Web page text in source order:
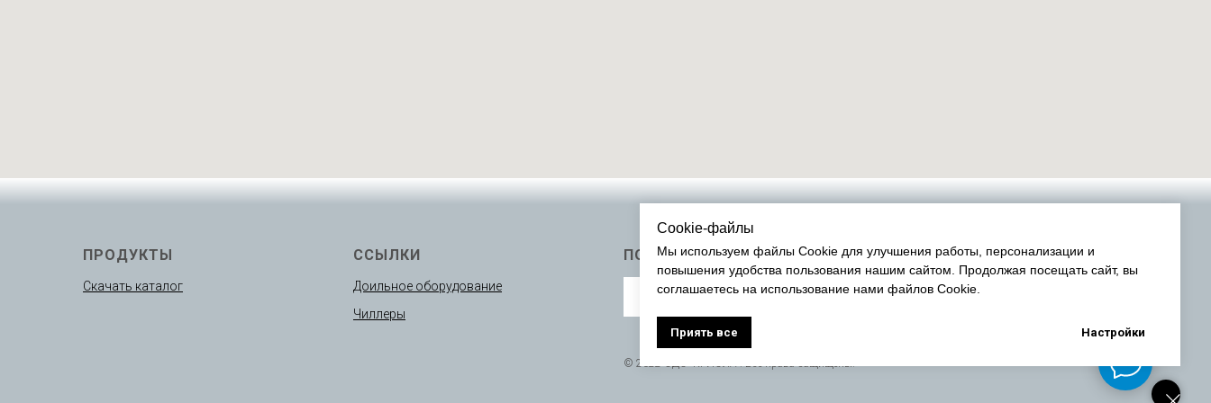
Cookie-файлы
Мы используем файлы Cookie для улучшения работы, персонализации и
повышения удобства пользования нашим сайтом. Продолжая посещать сайт, вы
соглашаетесь на использование нами файлов Cookie.
Приять все Настройки
ПРОДУКТЫ
Скачать каталог
ССЫЛКИ
Доильное оборудование
Чиллеры
ПОДПИСАТЬСЯ
© 2022 ОДО “КРИОЛА”. Все права защищены.